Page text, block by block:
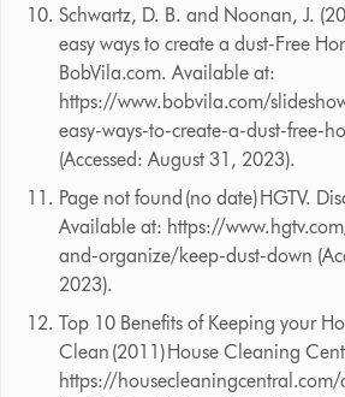
Schwartz, D. B. and Noonan, J.
easy ways to create a dust-Free
BobVila.com. Available at:
https://www.bobvila.com/
easy-ways-to-create-a-dust-free-
(Accessed: August 31, 2023).
Page not found (no date) HGTV.
Available at: https://
and-organize/keep-dust-down
2023).
Top 10 Benefits of Keeping your
Clean (2011) House Cleaning
https://